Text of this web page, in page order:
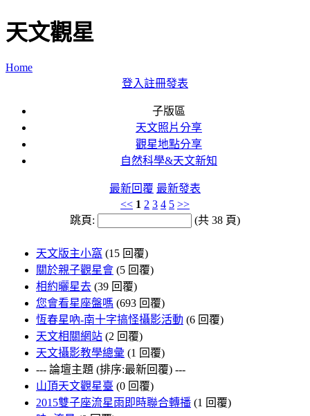
天文觀星
Home
登入註冊發表
子版區
天文照片分享
觀星地點分享
自然科學&天文新知
最新回覆 最新發表
<< 1 2 3 4 5 >>
跳頁:
(共 38 頁)
天文版主小窩 (15 回覆)
關於親子觀星會 (5 回覆)
相約曬星去 (39 回覆)
您會看星座盤嗎 (693 回覆)
恆春星吶-南十字搞怪攝影活動 (6 回覆)
天文相關網站 (2 回覆)
天文攝影教學總彙 (1 回覆)
--- 論壇主題 (排序:最新回覆) ---
山頂天文觀星臺 (0 回覆)
2015雙子座流星雨即時聯合轉播 (1 回覆)